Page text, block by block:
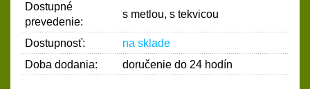
Dostupné
prevedenie:
s metlou, s tekvicou
Dostupnosť:
na sklade
Doba dodania:
doručenie do 24 hodín